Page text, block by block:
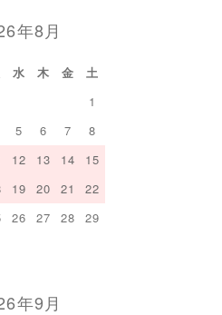
年8月
水 木 金
土
1
5 6 7
8
12 13 14
15
19 20 21
22
26 27 28
29
年9月